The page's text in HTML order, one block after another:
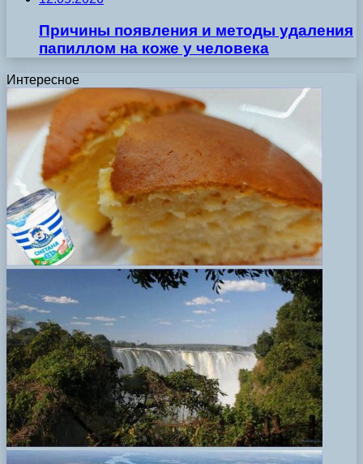
Причины появления и методы удаления
папиллом на коже у человека
Интересное